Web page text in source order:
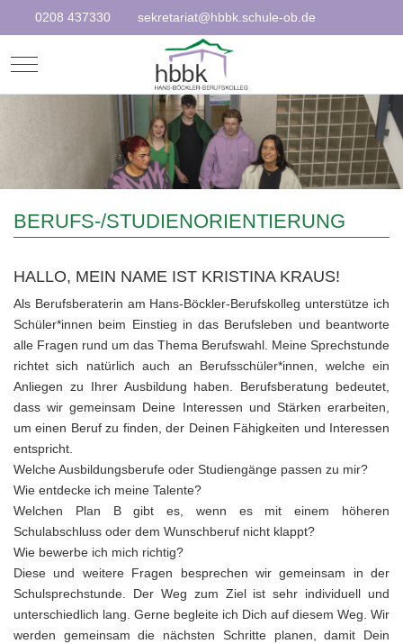
0208 437330 sekretariat@hbbk.schule-ob.de
Mobile Menu Toggle
BERUFS-/STUDIENORIENTIERUNG
HALLO, MEIN NAME IST KRISTINA KRAUS!
Als Berufsberaterin am Hans-Böckler-Berufskolleg unterstütze ich
Schüler*innen beim Einstieg in das Berufsleben und beantworte
alle Fragen rund um das Thema Berufswahl. Meine Sprechstunde
richtet sich natürlich auch an Berufsschüler*innen, welche ein
Anliegen zu Ihrer Ausbildung haben. Berufsberatung bedeutet,
dass wir gemeinsam Deine Interessen und Stärken erarbeiten,
um einen Beruf zu finden, der Deinen Fähigkeiten und Interessen
entspricht.
Welche Ausbildungsberufe oder Studiengänge passen zu mir?
Wie entdecke ich meine Talente?
Welchen Plan B gibt es, wenn es mit einem höheren
Schulabschluss oder dem Wunschberuf nicht klappt?
Wie bewerbe ich mich richtig?
Diese und weitere Fragen besprechen wir gemeinsam in der
Schulsprechstunde. Der Weg zum Ziel ist sehr individuell und
unterschiedlich lang. Gerne begleite ich Dich auf diesem Weg. Wir
werden gemeinsam die nächsten Schritte planen, damit Dein